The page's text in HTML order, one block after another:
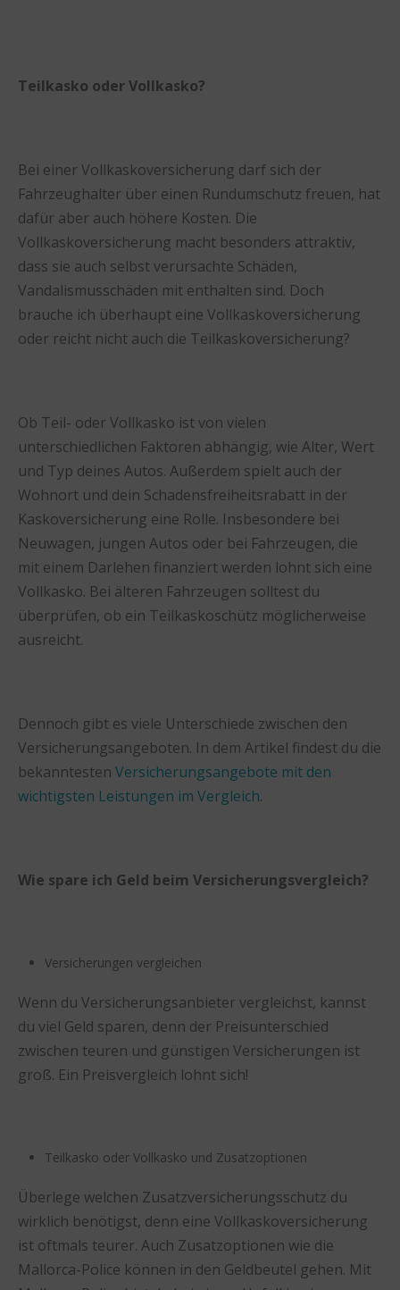
Teilkasko oder Vollkasko?
Bei einer Vollkaskoversicherung darf sich der
Fahrzeughalter über einen Rundumschutz freuen, hat
dafür aber auch höhere Kosten. Die
Vollkaskoversicherung macht besonders attraktiv,
dass sie auch selbst verursachte Schäden,
Vandalismusschäden mit enthalten sind. Doch
brauche ich überhaupt eine Vollkaskoversicherung
oder reicht nicht auch die Teilkaskoversicherung?
Ob Teil- oder Vollkasko ist von vielen
unterschiedlichen Faktoren abhängig, wie Alter, Wert
und Typ deines Autos. Außerdem spielt auch der
Wohnort und dein Schadensfreiheitsrabatt in der
Kaskoversicherung eine Rolle. Insbesondere bei
Neuwagen, jungen Autos oder bei Fahrzeugen, die
mit einem Darlehen finanziert werden lohnt sich eine
Vollkasko. Bei älteren Fahrzeugen solltest du
überprüfen, ob ein Teilkaskoschütz möglicherweise
ausreicht.
Dennoch gibt es viele Unterschiede zwischen den
Versicherungsangeboten. In dem Artikel findest du die
bekanntesten Versicherungsangebote mit den
wichtigsten Leistungen im Vergleich.
Wie spare ich Geld beim Versicherungsvergleich?
Versicherungen vergleichen
Wenn du Versicherungsanbieter vergleichst, kannst
du viel Geld sparen, denn der Preisunterschied
zwischen teuren und günstigen Versicherungen ist
groß. Ein Preisvergleich lohnt sich!
Teilkasko oder Vollkasko und Zusatzoptionen
Überlege welchen Zusatzversicherungsschutz du
wirklich benötigst, denn eine Vollkaskoversicherung
ist oftmals teurer. Auch Zusatzoptionen wie die
Mallorca-Police können in den Geldbeutel gehen. Mit